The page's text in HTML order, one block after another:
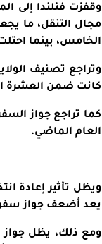
مجال التنقل، ما
الخامس، بينما
وتراجع تصنيف
كانت ضمن العشرة الأوائل عام 2017، عشرة مراكز من
العام الماضي.
ويظل تأثير إعادة
يعد أضعف جواز
ومع ذلك، يظل جواز